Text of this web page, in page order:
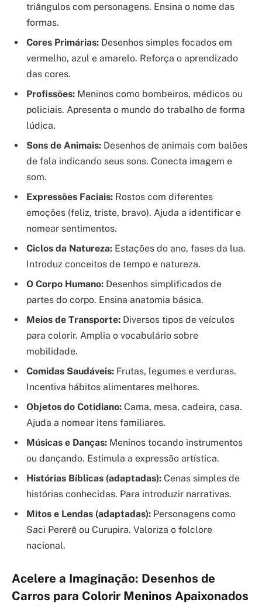
triângulos com personagens. Ensina o nome das
formas.
Cores Primárias: Desenhos simples focados em
vermelho, azul e amarelo. Reforça o aprendizado
das cores.
Profissões: Meninos como bombeiros, médicos ou
policiais. Apresenta o mundo do trabalho de forma
lúdica.
Sons de Animais: Desenhos de animais com balões
de fala indicando seus sons. Conecta imagem e
som.
Expressões Faciais: Rostos com diferentes
emoções (feliz, triste, bravo). Ajuda a identificar e
nomear sentimentos.
Ciclos da Natureza: Estações do ano, fases da lua.
Introduz conceitos de tempo e natureza.
O Corpo Humano: Desenhos simplificados de
partes do corpo. Ensina anatomia básica.
Meios de Transporte: Diversos tipos de veículos
para colorir. Amplia o vocabulário sobre
mobilidade.
Comidas Saudáveis: Frutas, legumes e verduras.
Incentiva hábitos alimentares melhores.
Objetos do Cotidiano: Cama, mesa, cadeira, casa.
Ajuda a nomear itens familiares.
Músicas e Danças: Meninos tocando instrumentos
ou dançando. Estimula a expressão artística.
Histórias Bíblicas (adaptadas): Cenas simples de
histórias conhecidas. Para introduzir narrativas.
Mitos e Lendas (adaptadas): Personagens como
Saci Pererê ou Curupira. Valoriza o folclore
nacional.
Acelere a Imaginação: Desenhos de
Carros para Colorir Meninos Apaixonados